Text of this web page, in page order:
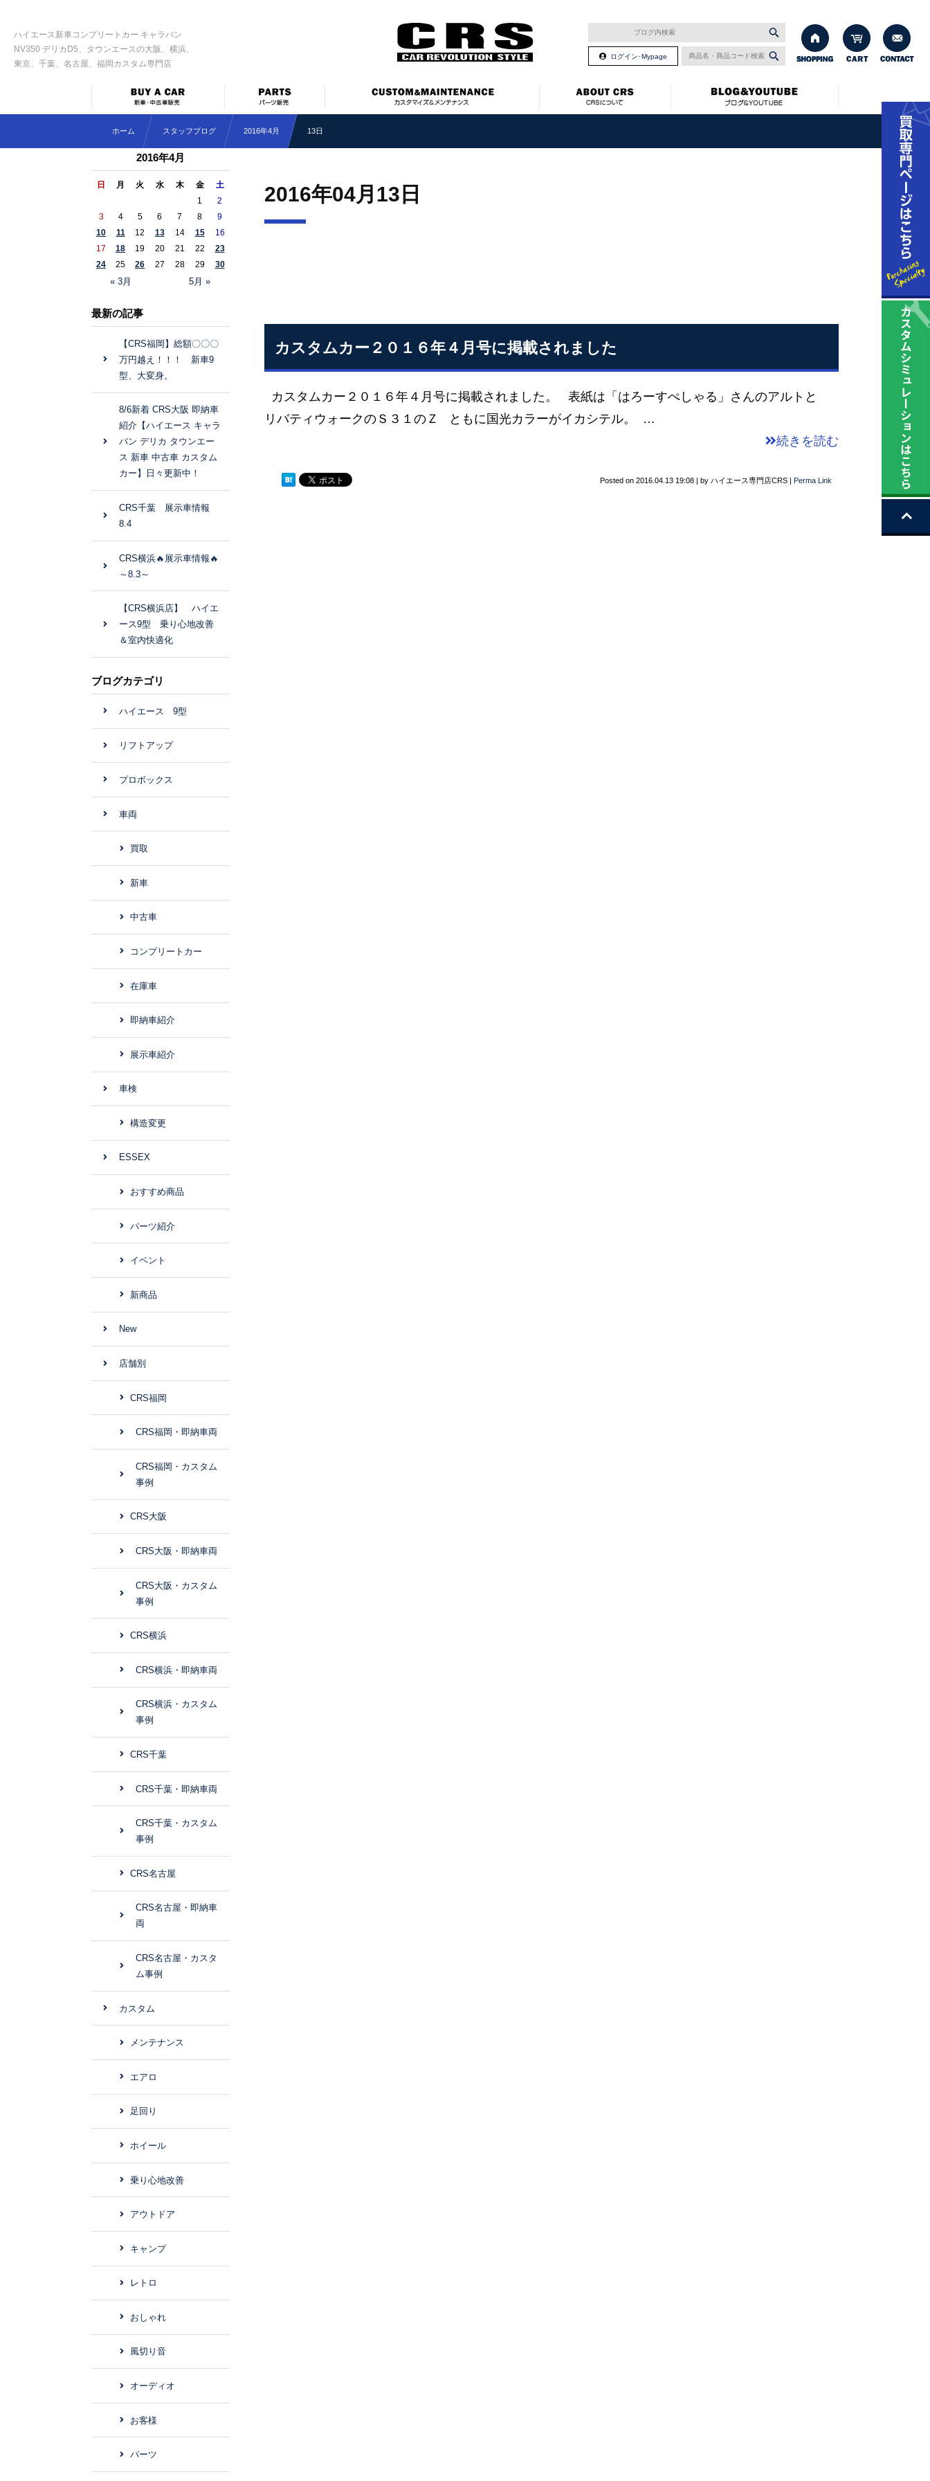
ハイエース新車コンプリートカー キャラバン
NV350 デリカD5、タウンエースの大阪、横浜、
東京、千葉、名古屋、福岡カスタム専門店
ログイン･Mypage
ホーム スタッフブログ 2016年4月 13日
2016年04月13日
カスタムカー２０１６年４月号に掲載されました
カスタムカー２０１６年４月号に掲載されました。 表紙は「はろーすぺしゃる」さんのアルトと
リバティウォークのＳ３１のＺ ともに国光カラーがイカシテル。 …
続きを読む
Posted on 2016.04.13 19:08 | by ハイエース専門店CRS | Perma Link
2016年4月
日 月 火 水 木 金 土
« 3月 5月 »
1
2
3
4 5 6 7 8
9
10
11 12 13 14 15
16
17
18 19 20 21 22
23
24
25 26 27 28 29 30
最新の記事
【CRS福岡】総額〇〇〇
万円越え！！！ 新車9
型、大変身。
8/6新着 CRS大阪 即納車
紹介【ハイエース キャラ
バン デリカ タウンエー
ス 新車 中古車 カスタム
カー】日々更新中！
CRS千葉 展示車情報
8.4
CRS横浜🔥展示車情報🔥
～8.3～
【CRS横浜店】 ハイエ
ース9型 乗り心地改善
＆室内快適化
ブログカテゴリ
ハイエース 9型
リフトアップ
プロボックス
車両
買取
新車
中古車
コンプリートカー
在庫車
即納車紹介
展示車紹介
車検
構造変更
ESSEX
おすすめ商品
パーツ紹介
イベント
新商品
New
店舗別
CRS福岡
CRS福岡・即納車両
CRS福岡・カスタム
事例
CRS大阪
CRS大阪・即納車両
CRS大阪・カスタム
事例
CRS横浜
CRS横浜・即納車両
CRS横浜・カスタム
事例
CRS千葉
CRS千葉・即納車両
CRS千葉・カスタム
事例
CRS名古屋
CRS名古屋・即納車
両
CRS名古屋・カスタ
ム事例
カスタム
メンテナンス
エアロ
足回り
ホイール
乗り心地改善
アウトドア
キャンプ
レトロ
おしゃれ
風切り音
オーディオ
お客様
パーツ